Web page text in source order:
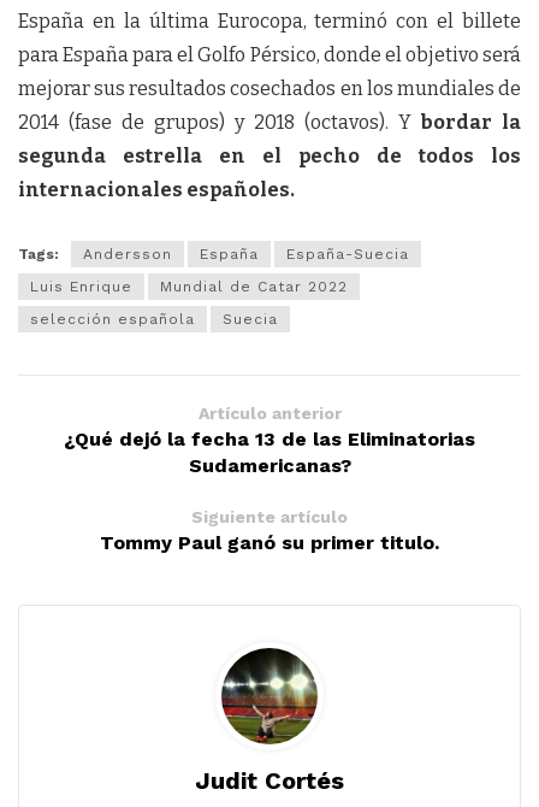
España en la última Eurocopa, terminó con el billete
para España para el Golfo Pérsico, donde el objetivo será
mejorar sus resultados cosechados en los mundiales de
2014 (fase de grupos) y 2018 (octavos). Y bordar la
segunda estrella en el pecho de todos los
internacionales españoles.
Tags: Andersson España
España-Suecia
Luis Enrique
Mundial de Catar 2022
selección española
Suecia
Artículo anterior
¿Qué dejó la fecha 13 de las Eliminatorias
Sudamericanas?
Siguiente artículo
Tommy Paul ganó su primer titulo.
Judit Cortés